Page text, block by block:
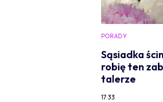
PORADY
Sąsiadka
robię ten
talerze
17:33